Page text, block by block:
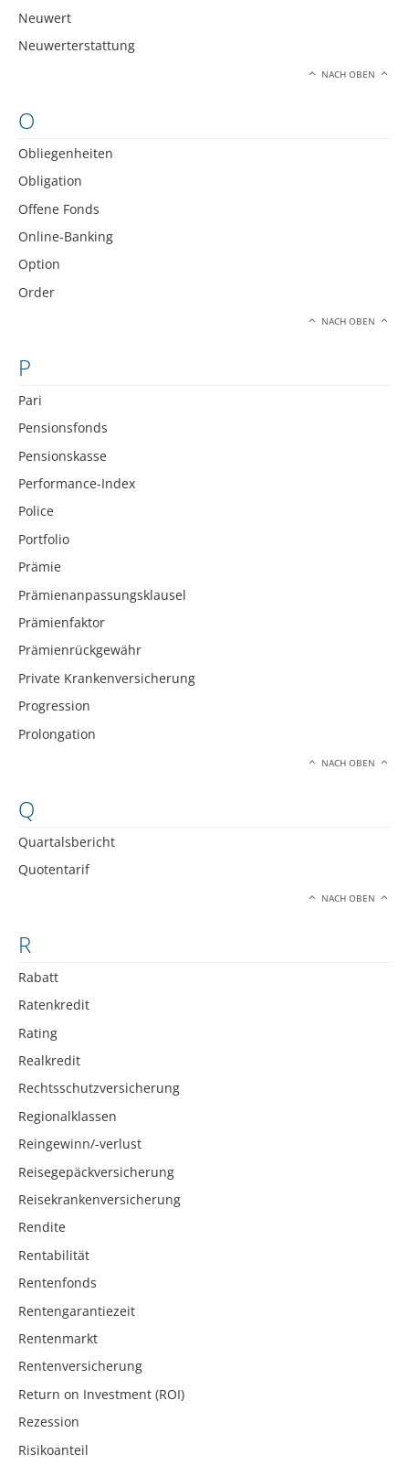
Neuwert
Neuwerterstattung
NACH OBEN
O
Obliegenheiten
Obligation
Offene Fonds
Online-Banking
Option
Order
NACH OBEN
P
Pari
Pensionsfonds
Pensionskasse
Performance-Index
Police
Portfolio
Prämie
Prämienanpassungsklausel
Prämienfaktor
Prämienrückgewähr
Private Krankenversicherung
Progression
Prolongation
NACH OBEN
Q
Quartalsbericht
Quotentarif
NACH OBEN
R
Rabatt
Ratenkredit
Rating
Realkredit
Rechtsschutzversicherung
Regionalklassen
Reingewinn/-verlust
Reisegepäckversicherung
Reisekrankenversicherung
Rendite
Rentabilität
Rentenfonds
Rentengarantiezeit
Rentenmarkt
Rentenversicherung
Return on Investment (ROI)
Rezession
Risikoanteil